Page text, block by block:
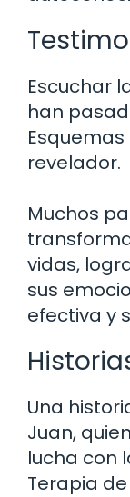
Escuchar
han
revelador.
Muchos
vidas,
sus
efectiva y
Una
Juan,
lucha con
Terapia